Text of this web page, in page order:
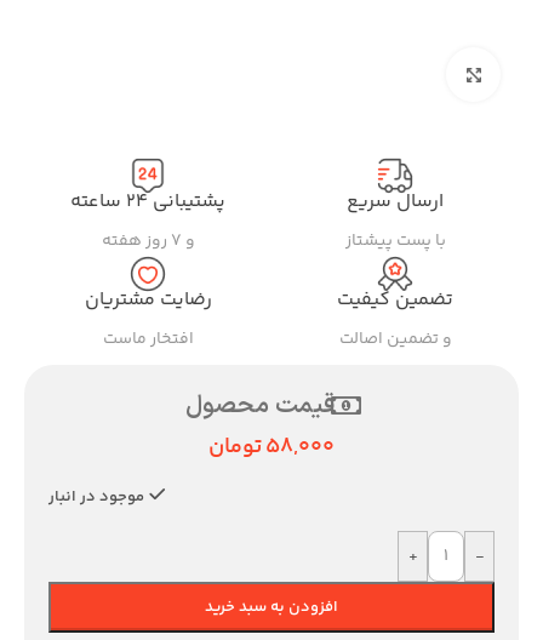
ارسال سریع
با پست پیشتاز
پشتیبانی ۲۴ ساعته
و ۷ روز هفته
تضمین کیفیت
و تضمین اصالت
رضایت مشتریان
افتخار ماست
قیمت محصول
58,000تومان
موجود در انبار
-
+
افزودن به سبد خرید